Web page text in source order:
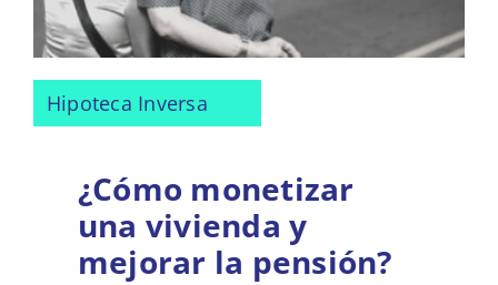
Hipoteca Inversa
¿Cómo monetizar
una vivienda y
mejorar la pensión?